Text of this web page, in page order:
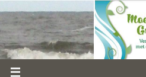
naar
inhoud